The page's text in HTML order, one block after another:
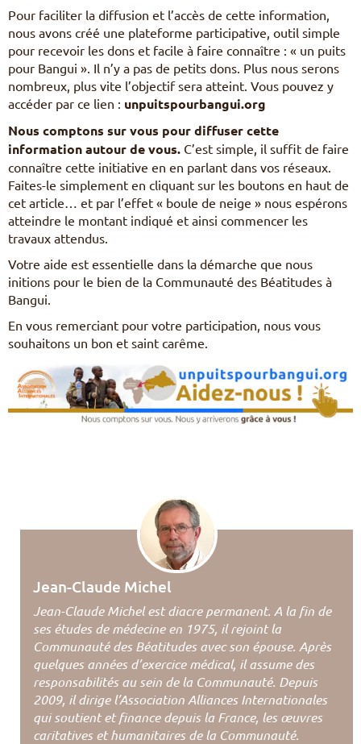
Pour faciliter la diffusion et l’accès de cette information,
nous avons créé une plateforme participative, outil simple
pour recevoir les dons et facile à faire connaître : « un puits
pour Bangui ». Il n’y a pas de petits dons. Plus nous serons
nombreux, plus vite l’objectif sera atteint. Vous pouvez y
accéder par ce lien : unpuitspourbangui.org
Nous comptons sur vous pour diffuser cette
information autour de vous. C’est simple, il suffit de faire
connaître cette initiative en en parlant dans vos réseaux.
Faites-le simplement en cliquant sur les boutons en haut de
cet article… et par l’effet « boule de neige » nous espérons
atteindre le montant indiqué et ainsi commencer les
travaux attendus.
Votre aide est essentielle dans la démarche que nous
initions pour le bien de la Communauté des Béatitudes à
Bangui.
En vous remerciant pour votre participation, nous vous
souhaitons un bon et saint carême.
Jean-Claude Michel
Jean-Claude Michel est diacre permanent. A la fin de
ses études de médecine en 1975, il rejoint la
Communauté des Béatitudes avec son épouse. Après
quelques années d’exercice médical, il assume des
responsabilités au sein de la Communauté. Depuis
2009, il dirige l’Association Alliances Internationales
qui soutient et finance depuis la France, les œuvres
caritatives et humanitaires de la Communauté.